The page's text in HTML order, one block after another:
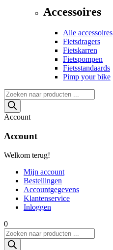
Accessoires
Alle accessoires
Fietsdragers
Fietskarren
Fietspompen
Fietsstandaards
Pimp your bike
Producten
zoeken
Account
Account
Welkom terug!
Mijn account
Bestellingen
Accountgegevens
Klantenservice
Inloggen
0
Producten
zoeken